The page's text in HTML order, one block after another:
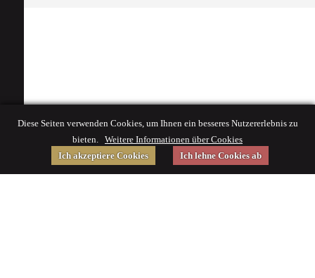
Diese Seiten verwenden Cookies, um Ihnen ein besseres Nutzererlebnis zu
bieten. Weitere Informationen über Cookies
Ich akzeptiere Cookies
Ich lehne Cookies ab